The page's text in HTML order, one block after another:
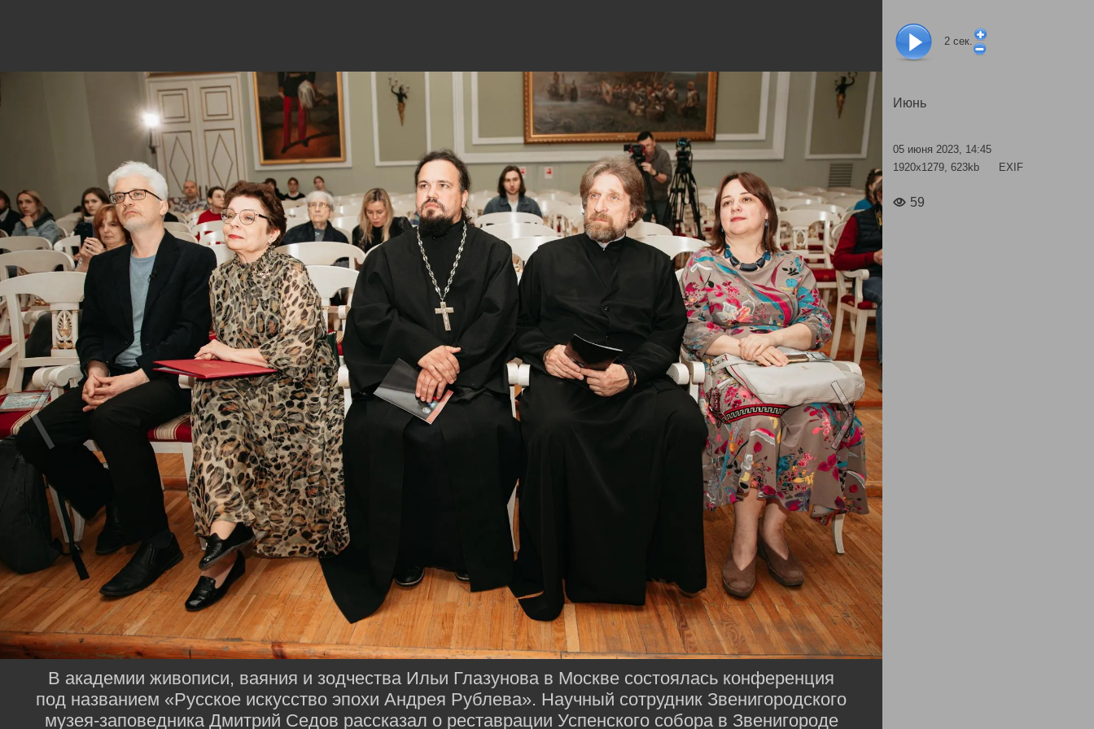
2 сек.
Июнь
05 июня 2023, 14:45
1920x1279, 623kb
EXIF
59
В академии живописи, ваяния и зодчества Ильи Глазунова в Москве состоялась конференция
под названием «Русское искусство эпохи Андрея Рублева». Научный сотрудник Звенигородского
музея-заповедника Дмитрий Седов рассказал о реставрации Успенского собора в Звенигороде